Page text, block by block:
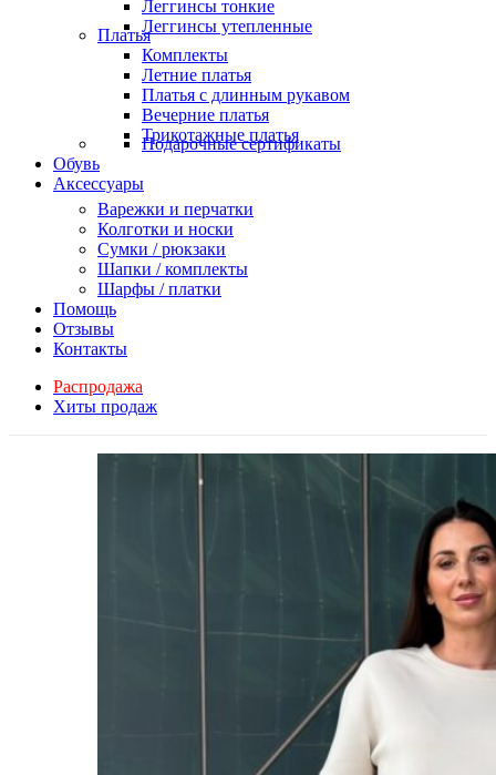
Леггинсы тонкие
Леггинсы утепленные
Платья
Комплекты
Летние платья
Платья с длинным рукавом
Вечерние платья
Трикотажные платья
Подарочные сертификаты
Обувь
Аксессуары
Варежки и перчатки
Колготки и носки
Сумки / рюкзаки
Шапки / комплекты
Шарфы / платки
Помощь
Отзывы
Контакты
Распродажа
Хиты продаж